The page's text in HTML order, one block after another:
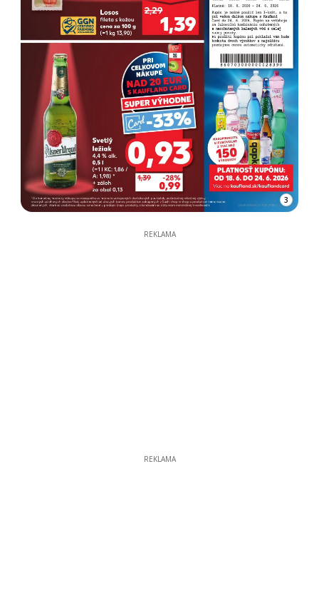
3
REKLAMA
REKLAMA